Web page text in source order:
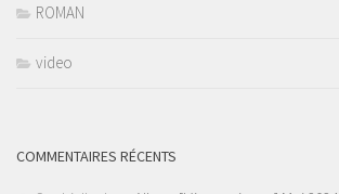
ROMAN
video
COMMENTAIRES RÉCENTS